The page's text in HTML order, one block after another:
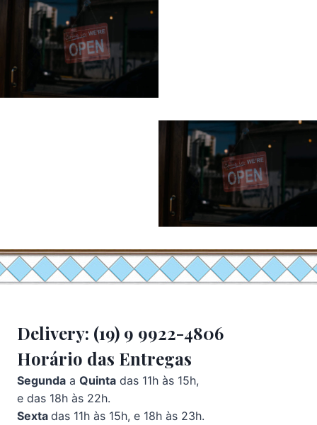
Delivery: (19) 9 9922-4806
Horário das Entregas
Segunda a Quinta das 11h às 15h,
e das 18h às 22h.
Sexta das 11h às 15h, e 18h às 23h.